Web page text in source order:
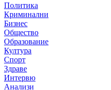
Политика
Криминални
Бизнес
Общество
Образование
Култура
Спорт
Здраве
Интервю
Анализи